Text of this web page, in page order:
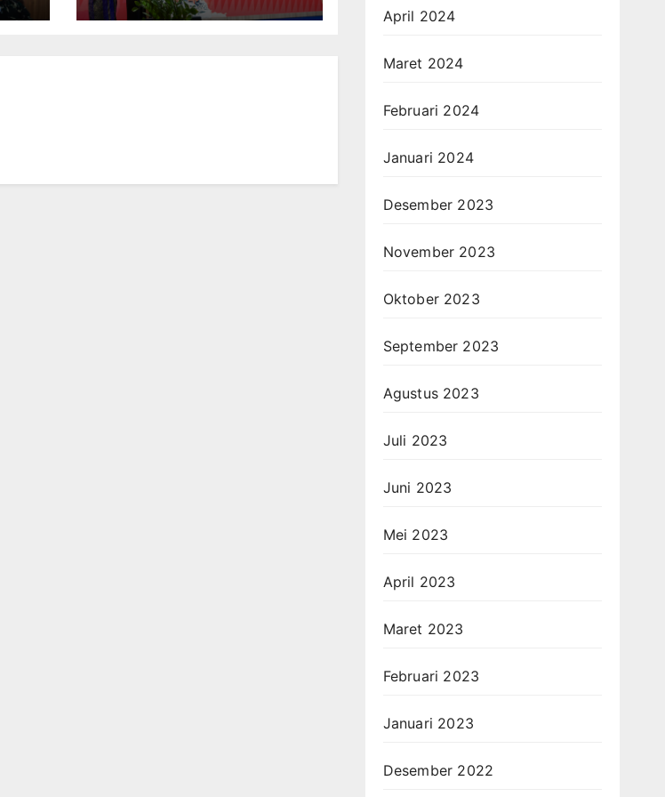
April 2024
Maret 2024
Februari 2024
Januari 2024
Desember 2023
November 2023
Oktober 2023
September 2023
Agustus 2023
Juli 2023
Juni 2023
Mei 2023
April 2023
Maret 2023
Februari 2023
Januari 2023
Desember 2022